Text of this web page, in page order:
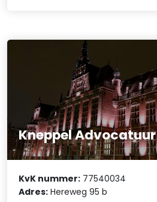
Kneppel Advocatuur
KvK nummer: 77540034
Adres: Hereweg 95 b